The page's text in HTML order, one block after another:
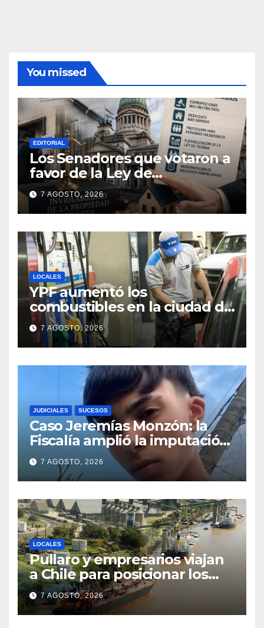
You missed
EDITORIAL
Los Senadores que votaron a
favor de la Ley de
extranjerización de tierras
7 AGOSTO, 2026
LOCALES
YPF aumentó los
combustibles en la ciudad de
Santa Fe: la nafta súper
superó los $2.100 y llenar el
tanque cuesta más de
$94.000
7 AGOSTO, 2026
JUDICIALES SUCESOS
Caso Jeremías Monzón: la
Fiscalía amplió la imputación
contra la menor acusada del
crimen y la causa se
encamina al juicio por jurados
7 AGOSTO, 2026
LOCALES
Pullaro y empresarios viajan
a Chile para posicionar los
puertos del sur de Santa Fe
como salida para las
exportaciones mineras
7 AGOSTO, 2026